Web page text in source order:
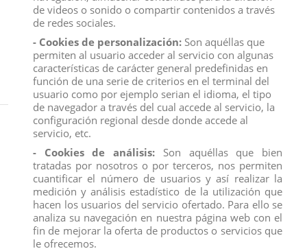
FIGURAS COMANSI PATRULLA CANINA
PATRULLA CANINA
Seleccionar 2
de videos o sonido o compartir contenidos a través
de redes sociales.
- Cookies de personalización: Son aquéllas que
permiten al usuario acceder al servicio con algunas
características de carácter general predefinidas en
función de una serie de criterios en el terminal del
usuario como por ejemplo serian el idioma, el tipo
de navegador a través del cual accede al servicio, la
configuración regional desde donde accede al
servicio, etc.
- Cookies de análisis: Son aquéllas que bien
tratadas por nosotros o por terceros, nos permiten
cuantificar el número de usuarios y así realizar la
medición y análisis estadístico de la utilización que
hacen los usuarios del servicio ofertado. Para ello se
analiza su navegación en nuestra página web con el
fin de mejorar la oferta de productos o servicios que
le ofrecemos.